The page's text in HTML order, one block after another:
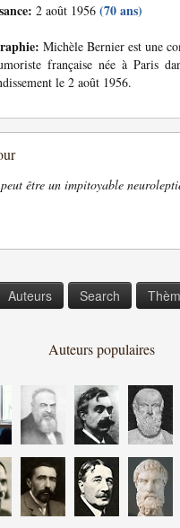
2 août 1956(70 ans)
Michèle Bernier est une
française née à Paris
le 2 août 1956.
être un impitoyable
Auteurs Search
Auteurs populaires